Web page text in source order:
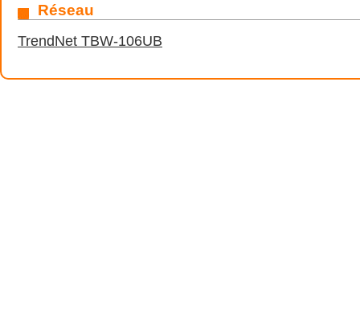
Réseau
TrendNet TBW-106UB